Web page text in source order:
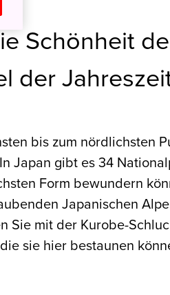
Schönheit
der
bis zum nördlichsten
Japan gibt es 34
Form bewundern
Japanischen
Sie mit der Kurobe-
sie hier bestaunen